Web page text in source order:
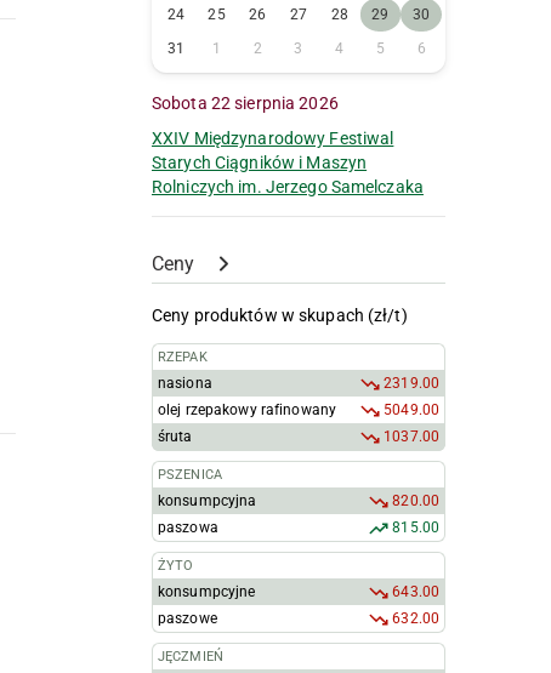
24
25 26 27 28 29
30
31
1 2 3 4 5 6
Sobota 22 sierpnia 2026
XXIV Międzynarodowy Festiwal
Starych Ciągników i Maszyn
Rolniczych im. Jerzego Samelczaka
Ceny
Ceny produktów w skupach (zł/t)
RZEPAK
nasiona
2319.00
olej rzepakowy rafinowany
5049.00
śruta
1037.00
PSZENICA
konsumpcyjna
820.00
paszowa
815.00
ŻYTO
konsumpcyjne
643.00
paszowe
632.00
JĘCZMIEŃ